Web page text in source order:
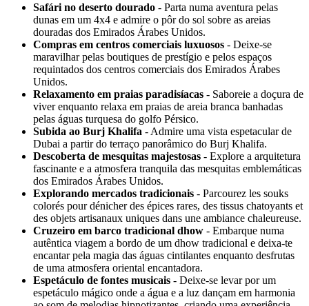
Safári no deserto dourado - Parta numa aventura pelas
dunas em um 4x4 e admire o pôr do sol sobre as areias
douradas dos Emirados Árabes Unidos.
Compras em centros comerciais luxuosos - Deixe-se
maravilhar pelas boutiques de prestígio e pelos espaços
requintados dos centros comerciais dos Emirados Árabes
Unidos.
Relaxamento em praias paradisíacas - Saboreie a doçura de
viver enquanto relaxa em praias de areia branca banhadas
pelas águas turquesa do golfo Pérsico.
Subida ao Burj Khalifa - Admire uma vista espetacular de
Dubai a partir do terraço panorâmico do Burj Khalifa.
Descoberta de mesquitas majestosas - Explore a arquitetura
fascinante e a atmosfera tranquila das mesquitas emblemáticas
dos Emirados Árabes Unidos.
Explorando mercados tradicionais - Parcourez les souks
colorés pour dénicher des épices rares, des tissus chatoyants et
des objets artisanaux uniques dans une ambiance chaleureuse.
Cruzeiro em barco tradicional dhow - Embarque numa
autêntica viagem a bordo de um dhow tradicional e deixa-te
encantar pela magia das águas cintilantes enquanto desfrutas
de uma atmosfera oriental encantadora.
Espetáculo de fontes musicais - Deixe-se levar por um
espetáculo mágico onde a água e a luz dançam em harmonia